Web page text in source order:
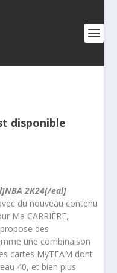
disponible
2K24[/eal]
du nouveau contenu
Ma CARRIÈRE,
des
une combinaison
cartes MyTEAM dont
40, et bien plus